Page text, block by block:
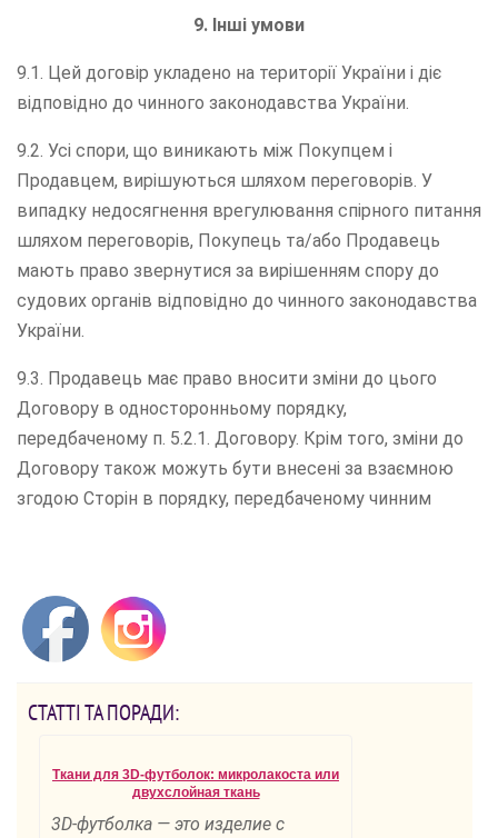
9. Інші умови
9.1. Цей договір укладено на території України і діє
відповідно до чинного законодавства України.
9.2. Усі спори, що виникають між Покупцем і
Продавцем, вирішуються шляхом переговорів. У
випадку недосягнення врегулювання спірного питання
шляхом переговорів, Покупець та/або Продавець
мають право звернутися за вирішенням спору до
судових органів відповідно до чинного законодавства
України.
9.3. Продавець має право вносити зміни до цього
Договору в односторонньому порядку,
передбаченому п. 5.2.1. Договору. Крім того, зміни до
Договору також можуть бути внесені за взаємною
згодою Сторін в порядку, передбаченому чинним
СТАТТІ ТА ПОРАДИ:
Ткани для 3D-футболок: микролакоста или
двухслойная ткань
3D-футболка — это изделие с